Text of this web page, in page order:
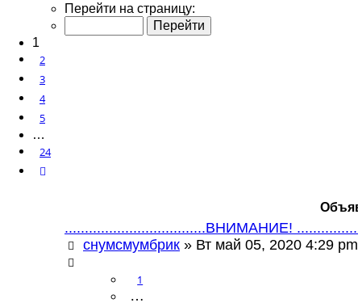
Перейти на страницу:
1
2
3
4
5
…
24
...................................ВНИМАНИЕ!
снумсмумбрик » Вт май 05, 2020 4:29
1
…